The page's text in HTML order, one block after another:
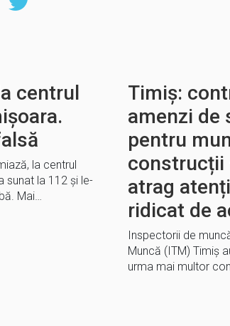
centrul
la centrul
sunat la 112 și le-
Mai…
Timiș:
amenzi de
pentru
construcții
atrag
ridicat de
Inspectorii de
Muncă (ITM) Timiș
urma mai multor